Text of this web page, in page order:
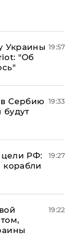
Украины
"Об
19:57
Сербию
будут
19:33
цели РФ:
19:27
19:22